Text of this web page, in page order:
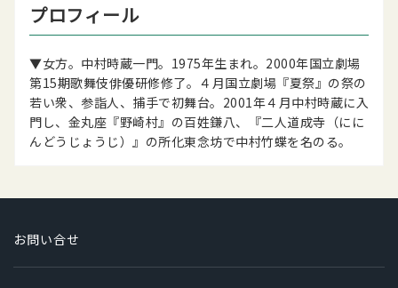
プロフィール
▼女方。中村時蔵一門。1975年生まれ。2000年国立劇場
第15期歌舞伎俳優研修修了。４月国立劇場『夏祭』の祭の
若い衆、参詣人、捕手で初舞台。2001年４月中村時蔵に入
門し、金丸座『野崎村』の百姓鎌八、『二人道成寺（にに
んどうじょうじ）』の所化東念坊で中村竹蝶を名のる。
お問い合せ